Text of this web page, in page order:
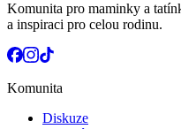
Komunita pro maminky a
a inspiraci pro celou rodinu.
Komunita
Diskuze